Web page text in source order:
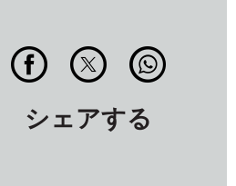
シェアする